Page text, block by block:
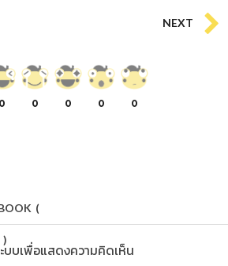
NEXT
0 0 0 0 0
(
)
บบเพื่อแสดงความคิดเห็น